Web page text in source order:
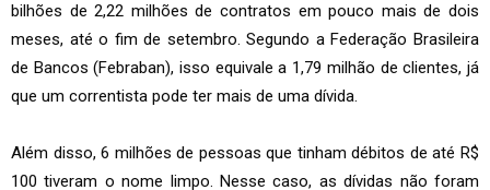
bilhões de 2,22 milhões de contratos em pouco mais de dois
meses, até o fim de setembro. Segundo a Federação Brasileira
de Bancos (Febraban), isso equivale a 1,79 milhão de clientes, já
que um correntista pode ter mais de uma dívida.
Além disso, 6 milhões de pessoas que tinham débitos de até R$
100 tiveram o nome limpo. Nesse caso, as dívidas não foram